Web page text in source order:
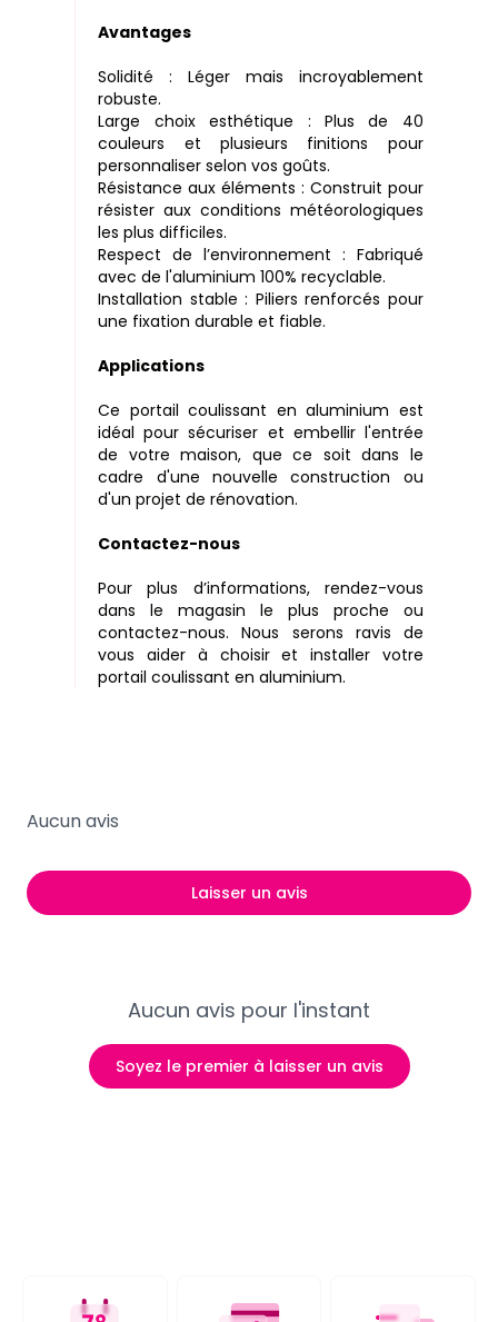
Avantages
Solidité : Léger mais incroyablement
robuste.
Large choix esthétique : Plus de 40
couleurs et plusieurs finitions pour
personnaliser selon vos goûts.
Résistance aux éléments : Construit pour
résister aux conditions météorologiques
les plus difficiles.
Respect de l’environnement : Fabriqué
avec de l'aluminium 100% recyclable.
Installation stable : Piliers renforcés pour
une fixation durable et fiable.
Applications
Ce portail coulissant en aluminium est
idéal pour sécuriser et embellir l'entrée
de votre maison, que ce soit dans le
cadre d'une nouvelle construction ou
d'un projet de rénovation.
Contactez-nous
Pour plus d’informations, rendez-vous
dans le magasin le plus proche ou
contactez-nous. Nous serons ravis de
vous aider à choisir et installer votre
portail coulissant en aluminium.
Aucun avis pour l'instant
Soyez le premier à laisser un avis
Aucun avis
Laisser un avis